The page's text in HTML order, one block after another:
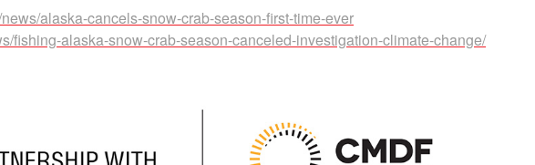
alaska-cancels-snow-crab-season-first-time-ever
fishing-alaska-snow-crab-season-canceled-investigation-climate-change/